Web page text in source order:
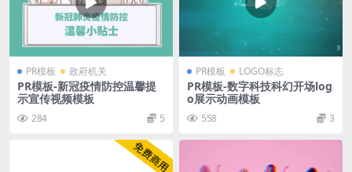
PR模板 政府机关
PR模板-新冠疫情防控温馨提
示宣传视频模板
284 5
PR模板 LOGO标志
PR模板-数字科技科幻开场log
o展示动画模板
558 3